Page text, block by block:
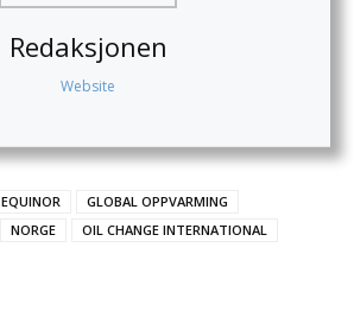
Redaksjonen
Website
EQUINOR
GLOBAL OPPVARMING
NORGE
OIL CHANGE INTERNATIONAL